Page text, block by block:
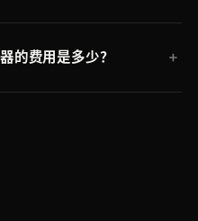
动清除同意墙和机器人校
的费用是多少？ +